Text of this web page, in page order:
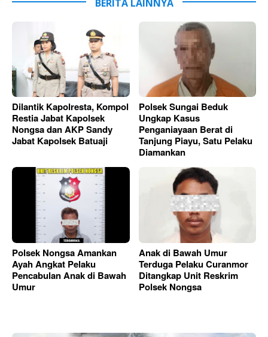
BERITA LAINNYA
Dilantik Kapolresta, Kompol
Restia Jabat Kapolsek
Nongsa dan AKP Sandy
Jabat Kapolsek Batuaji
Polsek Sungai Beduk
Ungkap Kasus
Penganiayaan Berat di
Tanjung Piayu, Satu Pelaku
Diamankan
Polsek Nongsa Amankan
Ayah Angkat Pelaku
Pencabulan Anak di Bawah
Umur
Anak di Bawah Umur
Terduga Pelaku Curanmor
Ditangkap Unit Reskrim
Polsek Nongsa